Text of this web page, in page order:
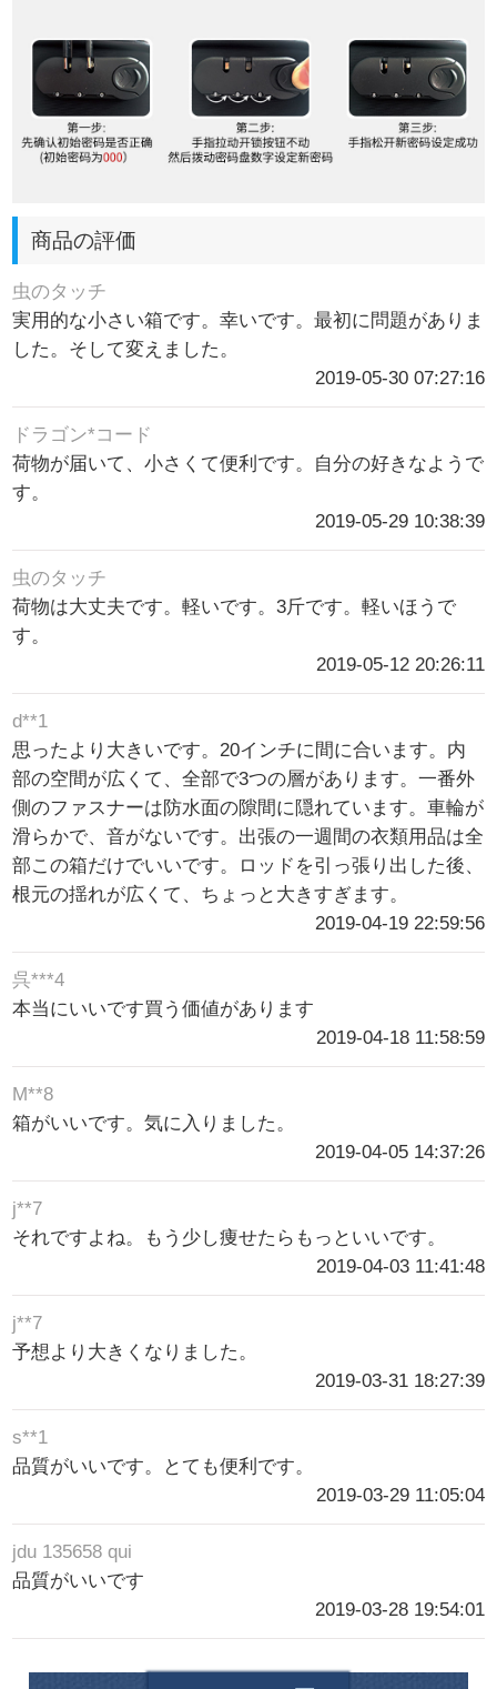
商品の評価
虫のタッチ
実用的な小さい箱です。幸いです。最初に問題がありま
した。そして変えました。
2019-05-30 07:27:16
ドラゴン*コード
荷物が届いて、小さくて便利です。自分の好きなようで
す。
2019-05-29 10:38:39
虫のタッチ
荷物は大丈夫です。軽いです。3斤です。軽いほうで
す。
2019-05-12 20:26:11
d**1
思ったより大きいです。20インチに間に合います。内
部の空間が広くて、全部で3つの層があります。一番外
側のファスナーは防水面の隙間に隠れています。車輪が
滑らかで、音がないです。出張の一週間の衣類用品は全
部この箱だけでいいです。ロッドを引っ張り出した後、
根元の揺れが広くて、ちょっと大きすぎます。
2019-04-19 22:59:56
呉***4
本当にいいです買う価値があります
2019-04-18 11:58:59
M**8
箱がいいです。気に入りました。
2019-04-05 14:37:26
j**7
それですよね。もう少し痩せたらもっといいです。
2019-04-03 11:41:48
j**7
予想より大きくなりました。
2019-03-31 18:27:39
s**1
品質がいいです。とても便利です。
2019-03-29 11:05:04
jdu 135658 qui
品質がいいです
2019-03-28 19:54:01